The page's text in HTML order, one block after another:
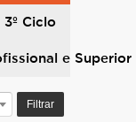
Ciclo
e Superior
Filtrar